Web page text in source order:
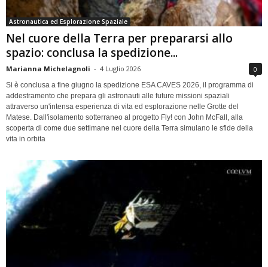
Astronautica ed Esplorazione Spaziale
Nel cuore della Terra per prepararsi allo
spazio: conclusa la spedizione...
Marianna Michelagnoli - 4 Luglio 2026 0
Si è conclusa a fine giugno la spedizione ESA CAVES 2026, il programma di
addestramento che prepara gli astronauti alle future missioni spaziali
attraverso un'intensa esperienza di vita ed esplorazione nelle Grotte del
Matese. Dall'isolamento sotterraneo al progetto Fly! con John McFall, alla
scoperta di come due settimane nel cuore della Terra simulano le sfide della
vita in orbita